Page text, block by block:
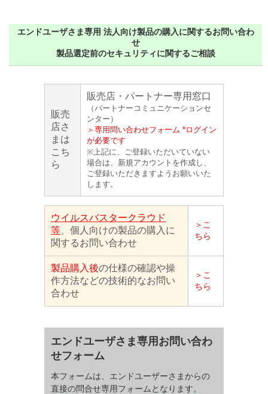
エンドユーザさま専用 法人向け製品の購入に関するお問い合わ
せ
製品選定前のセキュリティに関するご相談
販売
店さ
まは
こち
ら
販売店・パートナー専用窓口
（パートナーコミュニケーションセ
ンター）
＞専用問い合わせフォーム *ログイン
が必要です
※上記に、ご登録いただいていない
場合は、新規アカウントを作成し、
ご登録いただきますようお願いいた
します。
ウイルスバスタークラウド
等 、個人向けの製品の購入に
関するお問い合わせ
＞こ
ちら
製品購入後の仕様の確認や操
作方法などの技術的なお問い
合わせ
＞こ
ちら
エンドユーザさま専用お問い合わ
せフォーム
本フォームは、エンドユーザーさまからの
直接の問合せ専用フォームとなります。